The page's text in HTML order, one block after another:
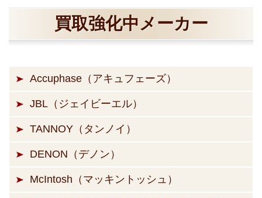
買取強化中メーカー
Accuphase（アキュフェーズ）
JBL（ジェイビーエル）
TANNOY（タンノイ）
DENON（デノン）
McIntosh（マッキントッシュ）